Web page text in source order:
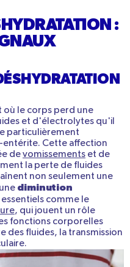
:
où le corps perd une
et d'électrolytes qu'il
particulièrement
Cette affection
devomissements et de
la perte de fluides
non seulement une
diminution
essentiels comme le
, qui jouent un rôle
fonctions corporelles
des fluides, la transmission